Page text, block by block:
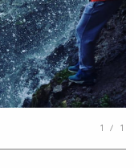
1 / 1